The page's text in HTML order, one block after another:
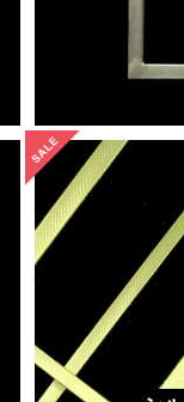
【在庫限り】ス
り済）